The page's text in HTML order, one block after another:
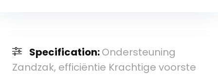
Specification:Ondersteuning
Zandzak, efficiëntie Krachtige voorste